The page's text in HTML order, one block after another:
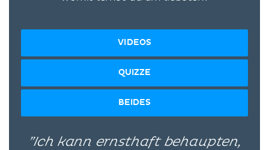
VIDEOS
QUIZZE
BEIDES
”Ich kann ernsthaft behaupten,